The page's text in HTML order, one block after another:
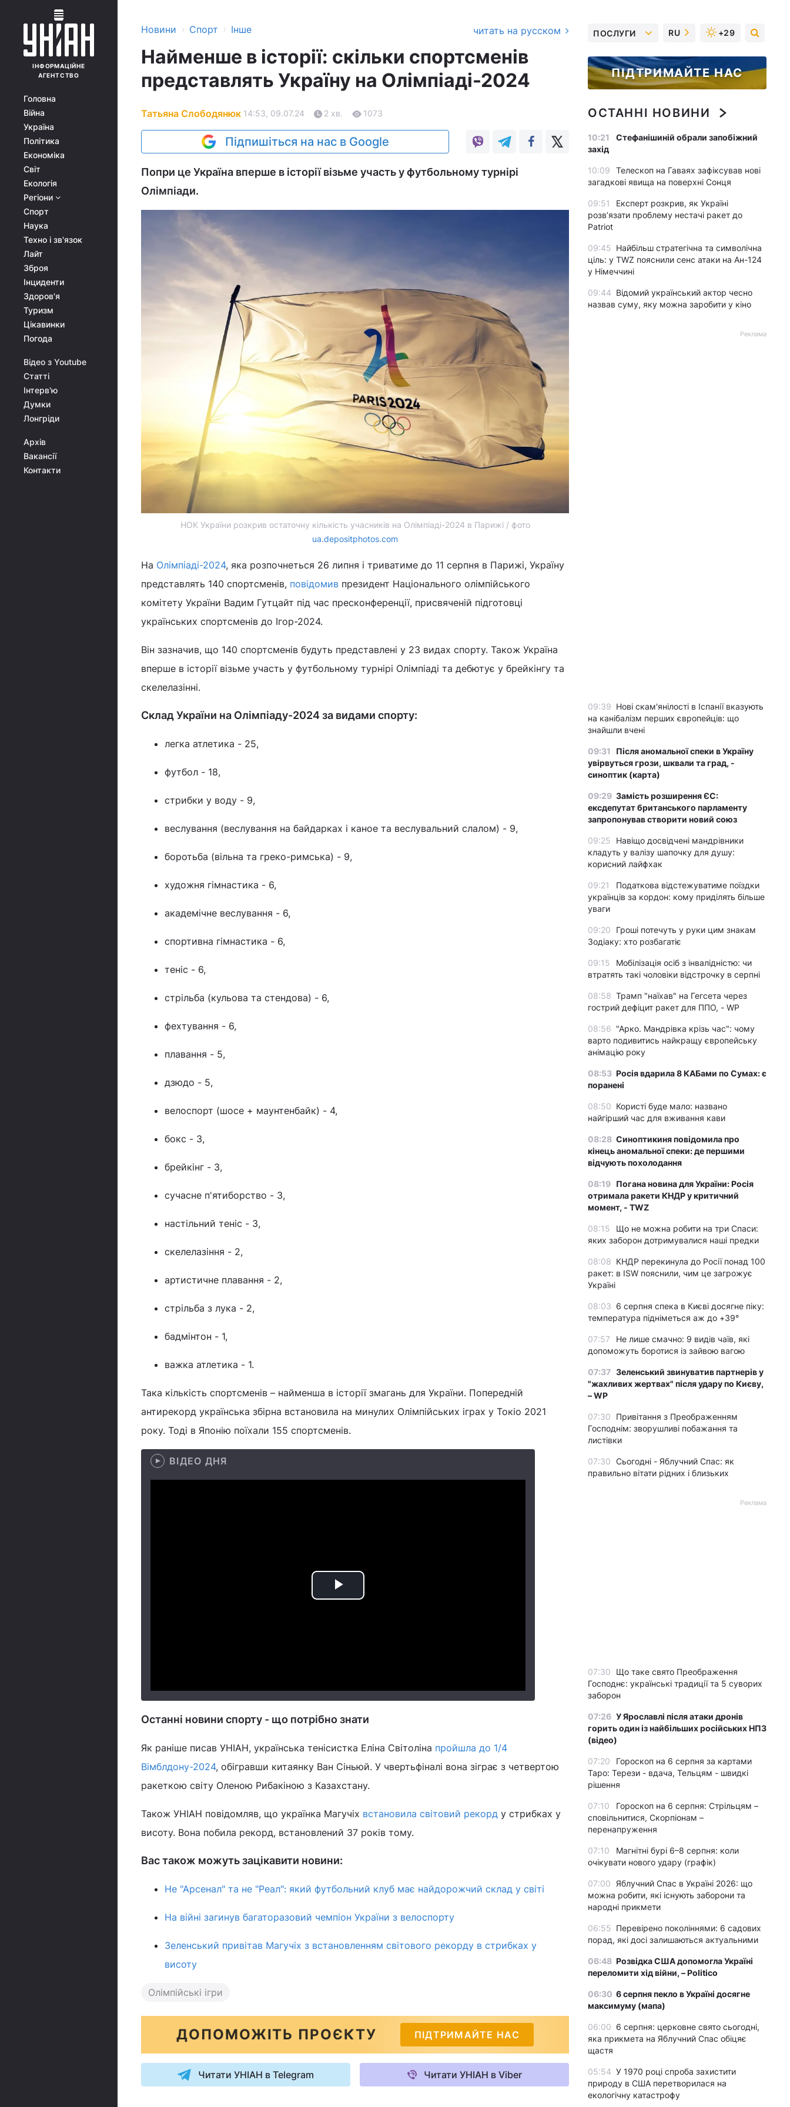
ІНФОРМАЦІЙНЕ
АГЕНТСТВО
Головна
Війна
Україна
Політика
Економіка
Світ
Екологія
Регіони
Спорт
Наука
Техно і зв'язок
Лайт
Зброя
Інциденти
Здоров'я
Туризм
Цікавинки
Погода
Відео з Youtube
Статті
Інтерв'ю
Думки
Лонгріди
Архів
Вакансії
Контакти
Новини › Спорт › Інше читать на русском
Найменше в історії: скільки спортсменів
представлять Україну на Олімпіаді-2024
Татьяна Слободянюк 14:53, 09.07.24 2 хв. 1073
Підпишіться на нас в Google
Попри це Україна вперше в історії візьме участь у футбольному турнірі
Олімпіади.
НОК України розкрив остаточну кількість учасників на Олімпіаді-2024 в Парижі / фото
ua.depositphotos.com
На Олімпіаді-2024, яка розпочнеться 26 липня і триватиме до 11 серпня в Парижі, Україну
представлять 140 спортсменів, повідомив президент Національного олімпійського
комітету України Вадим Гутцайт під час пресконференції, присвяченій підготовці
українських спортсменів до Ігор-2024.
Він зазначив, що 140 спортсменів будуть представлені у 23 видах спорту. Також Україна
вперше в історії візьме участь у футбольному турнірі Олімпіаді та дебютує у брейкінгу та
скелелазінні.
Склад України на Олімпіаду-2024 за видами спорту:
легка атлетика - 25,
футбол - 18,
стрибки у воду - 9,
веслування (веслування на байдарках і каное та веслувальний слалом) - 9,
боротьба (вільна та греко-римська) - 9,
художня гімнастика - 6,
академічне веслування - 6,
спортивна гімнастика - 6,
теніс - 6,
стрільба (кульова та стендова) - 6,
фехтування - 6,
плавання - 5,
дзюдо - 5,
велоспорт (шосе + маунтенбайк) - 4,
бокс - 3,
брейкінг - 3,
сучасне п'ятиборство - 3,
настільний теніс - 3,
скелелазіння - 2,
артистичне плавання - 2,
стрільба з лука - 2,
бадмінтон - 1,
важка атлетика - 1.
Така кількість спортсменів – найменша в історії змагань для України. Попередній
антирекорд українська збірна встановила на минулих Олімпійських іграх у Токіо 2021
року. Тоді в Японію поїхали 155 спортсменів.
ВІДЕО ДНЯ
Play
Останні новини спорту - що потрібно знати
Як раніше писав УНІАН, українська тенісистка Еліна Світоліна пройшла до 1/4
Вімблдону-2024, обігравши китаянку Ван Сіньюй. У чвертьфіналі вона зіграє з четвертою
ракеткою світу Оленою Рибакіною з Казахстану.
Також УНІАН повідомляв, що українка Магучіх встановила світовий рекорд у стрибках у
висоту. Вона побила рекорд, встановлений 37 років тому.
Вас також можуть зацікавити новини:
Не "Арсенал" та не "Реал": який футбольний клуб має найдорожчий склад у світі
На війні загинув багаторазовий чемпіон України з велоспорту
Зеленський привітав Магучіх з встановленням світового рекорду в стрибках у
висоту
Олімпійські ігри
ДОПОМОЖІТЬ ПРОЄКТУ ПІДТРИМАЙТЕ НАС
Читати УНІАН в Telegram Читати УНІАН в Viber
ПОСЛУГИ RU +29
ПІДТРИМАЙТЕ НАС
ОСТАННІ НОВИНИ
10:21
Стефанішиній обрали запобіжний
захід
10:09
Телескоп на Гаваях зафіксував нові
загадкові явища на поверхні Сонця
09:51
Експерт розкрив, як Україні
розвʼязати проблему нестачі ракет до
Patriot
09:45 Найбільш стратегічна та символічна
ціль: у TWZ пояснили сенс атаки на Ан-124
у Німеччині
09:44 Відомий український актор чесно
назвав суму, яку можна заробити у кіно
Реклама
09:39 Нові скам'янілості в Іспанії вказують
на канібалізм перших європейців: що
знайшли вчені
09:31
Після аномальної спеки в Україну
увірвуться грози, шквали та град, -
синоптик (карта)
09:29 Замість розширення ЄС:
ексдепутат британського парламенту
запропонував створити новий союз
09:25
Навіщо досвідчені мандрівники
кладуть у валізу шапочку для душу:
корисний лайфхак
09:21
Податкова відстежуватиме поїздки
українців за кордон: кому приділять більше
уваги
09:20
Гроші потечуть у руки цим знакам
Зодіаку: хто розбагатіє
09:15
Мобілізація осіб з інвалідністю: чи
втратять такі чоловіки відстрочку в серпні
08:58 Трамп "наїхав" на Гегсета через
гострий дефіцит ракет для ППО, - WP
08:56 "Арко. Мандрівка крізь час": чому
варто подивитись найкращу європейську
анімацію року
08:53 Росія вдарила 8 КАБами по Сумах: є
поранені
08:50 Користі буде мало: названо
найгірший час для вживання кави
08:28 Синоптикиня повідомила про
кінець аномальної спеки: де першими
відчують похолодання
08:19 Погана новина для України: Росія
отримала ракети КНДР у критичний
момент, - TWZ
08:15
Що не можна робити на три Спаси:
яких заборон дотримувалися наші предки
08:08 КНДР перекинула до Росії понад 100
ракет: в ISW пояснили, чим це загрожує
Україні
08:03 6 серпня спека в Києві досягне піку:
температура підніметься аж до +39°
07:57
Не лише смачно: 9 видів чаїв, які
допоможуть боротися із зайвою вагою
07:37 Зеленський звинуватив партнерів у
"жахливих жертвах" після удару по Києву,
– WP
07:30
Привітання з Преображенням
Господнім: зворушливі побажання та
листівки
07:30 Сьогодні - Яблучний Спас: як
правильно вітати рідних і близьких
Реклама
07:30
Що таке свято Преображення
Господнє: українські традиції та 5 суворих
заборон
07:26 У Ярославлі після атаки дронів
горить один із найбільших російських НПЗ
(відео)
07:20
Гороскоп на 6 серпня за картами
Таро: Терези - вдача, Тельцям - швидкі
рішення
07:10
Гороскоп на 6 серпня: Стрільцям –
сповільнитися, Скорпіонам –
перенапруження
07:10
Магнітні бурі 6–8 серпня: коли
очікувати нового удару (графік)
07:00 Яблучний Спас в Україні 2026: що
можна робити, які існують заборони та
народні прикмети
06:55 Перевірено поколіннями: 6 садових
порад, які досі залишаються актуальними
06:48 Розвідка США допомогла Україні
переломити хід війни, – Politico
06:30 6 серпня пекло в Україні досягне
максимуму (мапа)
06:00 6 серпня: церковне свято сьогодні,
яка прикмета на Яблучний Спас обіцяє
щастя
05:54 У 1970 році спроба захистити
природу в США перетворилася на
екологічну катастрофу